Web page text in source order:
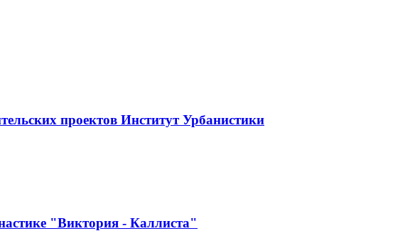
проектов Институт Урбанистики
"Виктория - Каллиста"